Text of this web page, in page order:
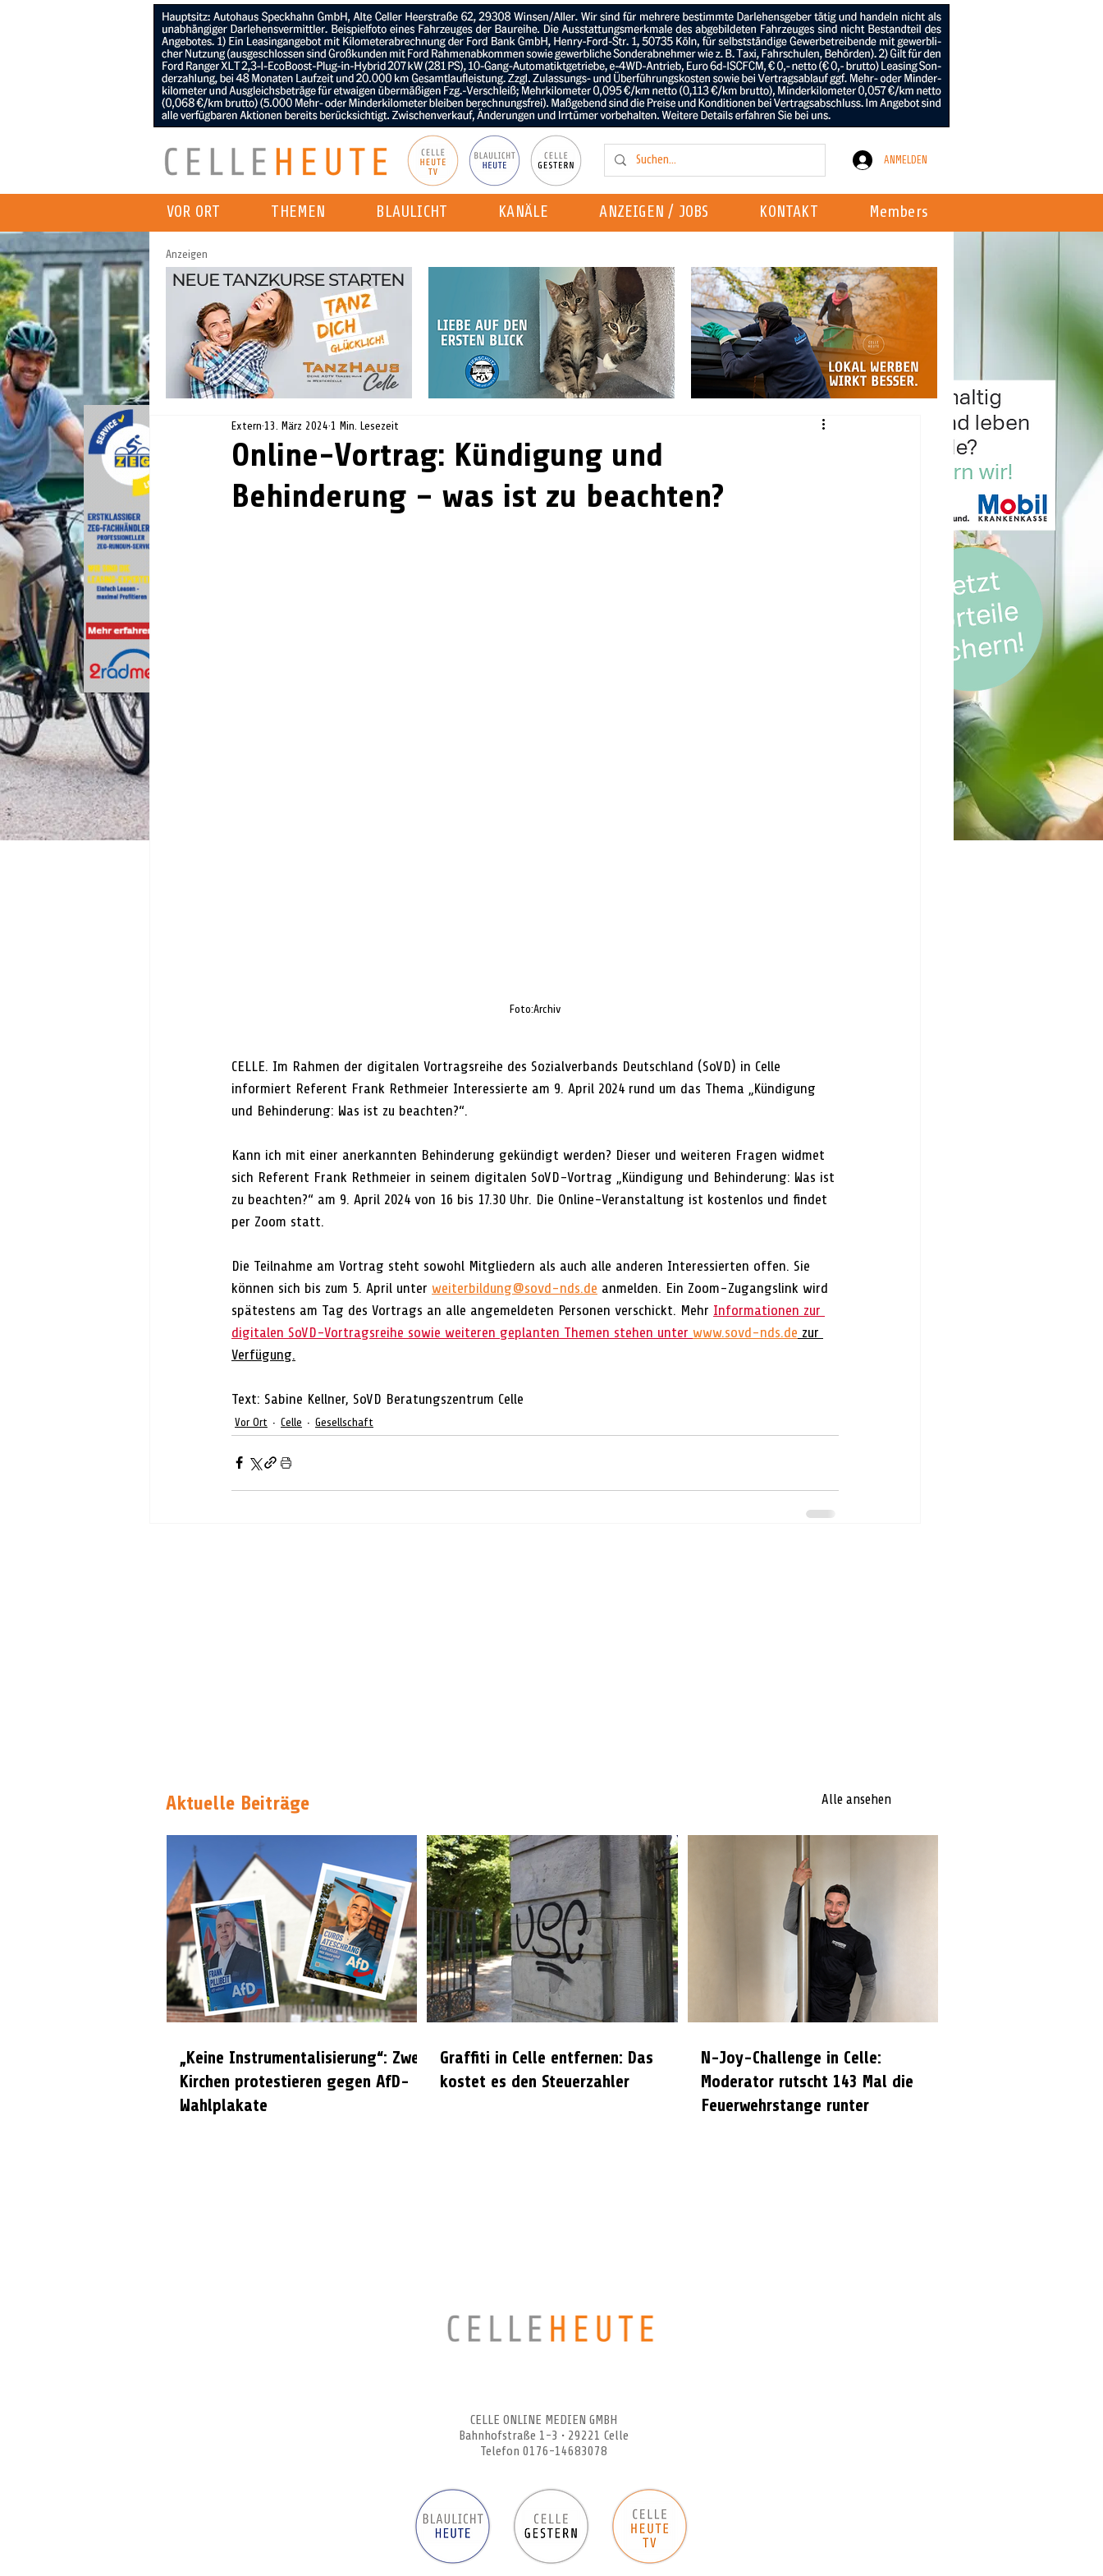
ANMELDEN
VOR ORT THEMEN BLAULICHT KANÄLE ANZEIGEN / JOBS KONTAKT Members
Anzeigen
Online-Vortrag: Kündigung und
Behinderung – was ist zu beachten?
Extern 13. März 2024 1 Min. Lesezeit
Foto:Archiv
CELLE. Im Rahmen der digitalen Vortragsreihe des Sozialverbands Deutschland (SoVD) in Celle
informiert Referent Frank Rethmeier Interessierte am 9. April 2024 rund um das Thema „Kündigung
und Behinderung: Was ist zu beachten?“.
Kann ich mit einer anerkannten Behinderung gekündigt werden? Dieser und weiteren Fragen widmet
sich Referent Frank Rethmeier in seinem digitalen SoVD-Vortrag „Kündigung und Behinderung: Was ist
zu beachten?“ am 9. April 2024 von 16 bis 17.30 Uhr. Die Online-Veranstaltung ist kostenlos und findet
per Zoom statt.
Die Teilnahme am Vortrag steht sowohl Mitgliedern als auch alle anderen Interessierten offen. Sie
können sich bis zum 5. April unter weiterbildung@sovd-nds.de anmelden. Ein Zoom-Zugangslink wird
spätestens am Tag des Vortrags an alle angemeldeten Personen verschickt. Mehr Informationen zur
digitalen SoVD-Vortragsreihe sowie weiteren geplanten Themen stehen unter www.sovd-nds.de zur
Verfügung.
Text: Sabine Kellner, SoVD Beratungszentrum Celle
Vor Ort Celle Gesellschaft
Aktuelle Beiträge Alle ansehen
„Keine Instrumentalisierung“: Zwei
Kirchen protestieren gegen AfD-
Wahlplakate
Graffiti in Celle entfernen: Das
kostet es den Steuerzahler
N-Joy-Challenge in Celle:
Moderator rutscht 143 Mal die
Feuerwehrstange runter
CELLE ONLINE MEDIEN GMBH
Bahnhofstraße 1-3 • 29221 Celle
Telefon 0176-14683078